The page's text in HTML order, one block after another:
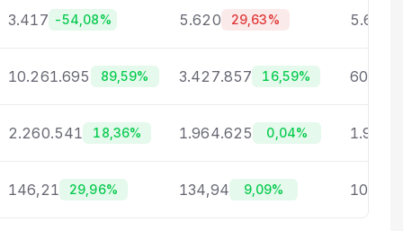
3.417 -54,08% 5.620 29,63% 5.639
10.261.695 89,59% 3.427.857 16,59%
2.260.541 18,36% 1.964.625 0,04%
146,21 29,96% 134,94 9,09% 106,30